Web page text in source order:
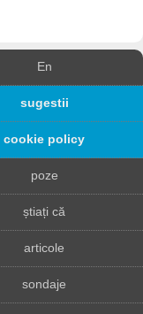
En
sugestii
cookie policy
poze
știați că
articole
sondaje